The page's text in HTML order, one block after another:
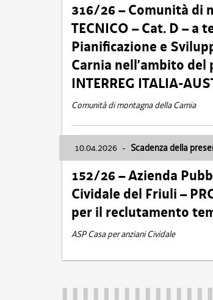
316/26 – Comunità di
TECNICO – Cat. D –
Pianificazione e
Carnia nell’ambito
INTERREG ITALIA-
Comunità di montagna della Carnia
10.04.2026 - Scadenza della
152/26 – Azienda
Cividale del Friuli –
per il reclutamento
ASP Casa per anziani Cividale